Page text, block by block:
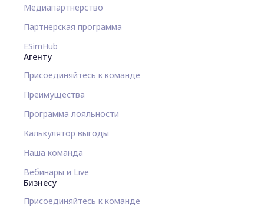
Медиапартнерство
Партнерская программа
ESimHub
Агенту
Присоединяйтесь к команде
Преимущества
Программа лояльности
Калькулятор выгоды
Наша команда
Вебинары и Live
Бизнесу
Присоединяйтесь к команде